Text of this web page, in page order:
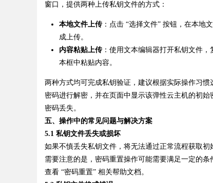
窗口，提供两种上传私钥文件的方式：
本地文件上传 ：点击 “选择文件” 按钮，在本地
成上传。
内容粘贴上传 ：使用文本编辑器打开私钥文件
本框中粘贴内容。
两种方式均可完成私钥验证，建议根据实际操作习
密码进行解密，并在页面中显示该弹性云主机的初
密码丢失。
五、操作中的常见问题与解决方案
5.1 私钥文件丢失或损坏
如果不慎丢失私钥文件，将无法通过正常流程获取
需要注意的是，密码重置操作可能需要满足一定的
查看 “密码重置” 相关帮助文档。